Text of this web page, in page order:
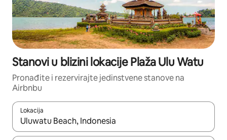
Stanovi u blizini lokacije Plaža Ulu Watu
Pronađite i rezervirajte jedinstvene stanove na
Airbnbu
Lokacija
Kada budu dostupni rezultati, moći ćete ih pregledati